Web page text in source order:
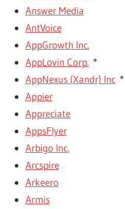
Answer Media
AntVoice
AppGrowth Inc.
AppLovin Corp.*
AppNexus (Xandr) Inc*
Appier
Appreciate
AppsFlyer
Arbigo Inc.
Arcspire
Arkeero
Armis